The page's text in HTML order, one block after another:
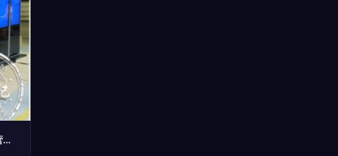
47寸七彩立式苹果款广告机 工厂直供，开启数字营销新纪元